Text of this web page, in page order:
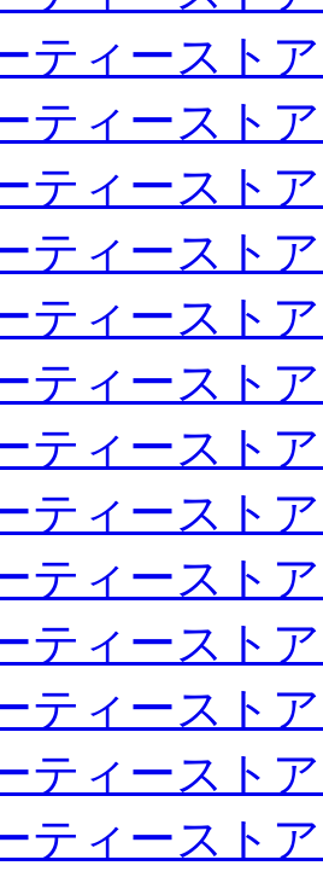
ティースト
ティースト
ティースト
ティースト
ティースト
ティースト
ティースト
ティースト
ティースト
ティースト
ティースト
ティースト
ティースト